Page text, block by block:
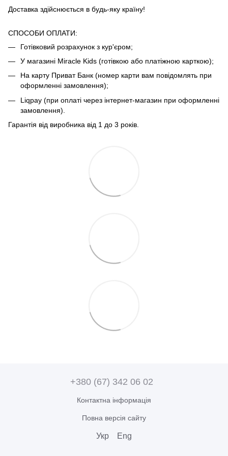
Доставка здійснюється в будь-яку країну!
СПОСОБИ ОПЛАТИ:
Готівковий розрахунок з кур'єром;
У магазині Miracle Kids (готівкою або платіжною карткою);
На карту Приват Банк (номер карти вам повідомлять при
оформленні замовлення);
Liqpay (при оплаті через інтернет-магазин при оформленні
замовлення).
Гарантія від виробника від 1 до 3 років.
+380 (67) 342 06 02
Контактна інформація
Повна версія сайту
Укр Eng